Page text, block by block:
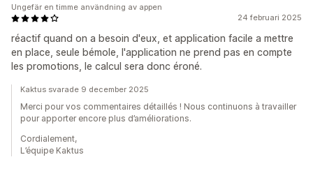
24 februari 2025
réactif quand on a besoin d'eux, et application facile a mettre
en place, seule bémole, l'application ne prend pas en compte
les promotions, le calcul sera donc éroné.
Ungefär en timme användning av appen
Kaktus svarade 9 december 2025
Merci pour vos commentaires détaillés ! Nous continuons à travailler
pour apporter encore plus d’améliorations.
Cordialement,
L’équipe Kaktus